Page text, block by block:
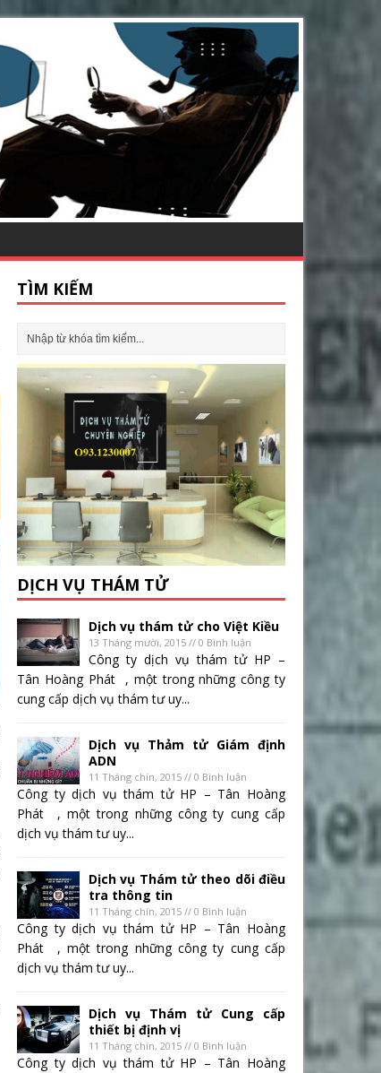
TÌM KIẾM
DỊCH VỤ THÁM TỬ
Dịch vụ thám tử cho Việt Kiều
13 Tháng mười, 2015 // 0 Bình luận
Công ty dịch vụ thám tử HP –
Tân Hoàng Phát , một trong những công ty
cung cấp dịch vụ thám tư uy...
Dịch vụ Thảm tử Giám định
ADN
11 Tháng chín, 2015 // 0 Bình luận
Công ty dịch vụ thám tử HP – Tân Hoàng
Phát , một trong những công ty cung cấp
dịch vụ thám tư uy...
Dịch vụ Thám tử theo dõi điều
tra thông tin
11 Tháng chín, 2015 // 0 Bình luận
Công ty dịch vụ thám tử HP – Tân Hoàng
Phát , một trong những công ty cung cấp
dịch vụ thám tư uy...
Dịch vụ Thám tử Cung cấp
thiết bị định vị
11 Tháng chín, 2015 // 0 Bình luận
Công ty dịch vụ thám tử HP – Tân Hoàng